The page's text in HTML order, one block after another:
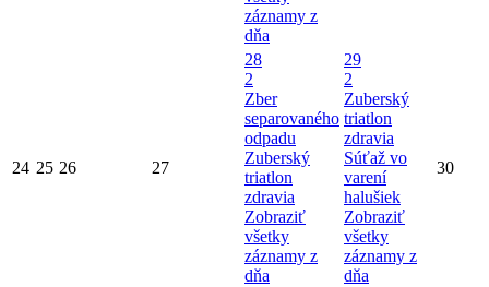
záznamy z
dňa
24 25 26 27
28
2
Zber
separovaného
odpadu
Zuberský
triatlon
zdravia
Zobraziť
všetky
záznamy z
dňa
29
2
Zuberský
triatlon
zdravia
Súťaž vo
varení
halušiek
Zobraziť
všetky
záznamy z
dňa
30